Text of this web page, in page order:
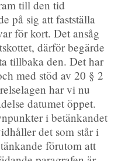
till den tid
på sig att fastställa
för kort. Det ansåg
därför begärde
tillbaka den. Det har
med stöd av 20 § 2
har vi nu
datumet öppet.
i betänkandet
det som står i
förutom att